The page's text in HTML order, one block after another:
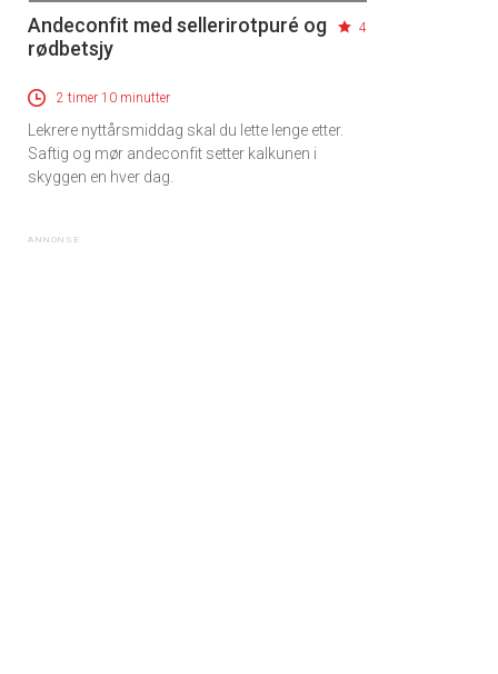
Andeconfit med sellerirotpuré og
rødbetsjy
4
2 timer 10 minutter
Lekrere nyttårsmiddag skal du lette lenge etter.
Saftig og mør andeconfit setter kalkunen i
skyggen en hver dag.